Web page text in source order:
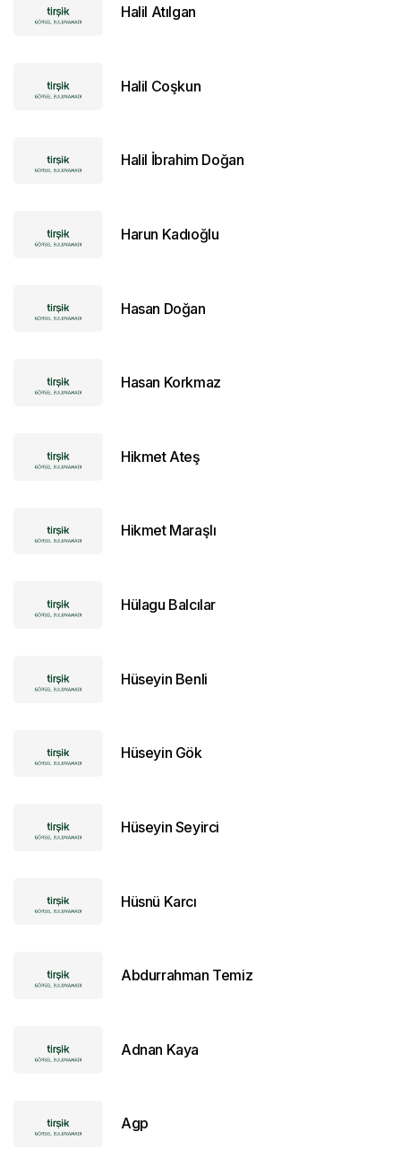
Halil Atılgan
Halil Coşkun
Halil İbrahim Doğan
Harun Kadıoğlu
Hasan Doğan
Hasan Korkmaz
Hikmet Ateş
Hikmet Maraşlı
Hülagu Balcılar
Hüseyin Benli
Hüseyin Gök
Hüseyin Seyirci
Hüsnü Karcı
Abdurrahman Temiz
Adnan Kaya
Agp